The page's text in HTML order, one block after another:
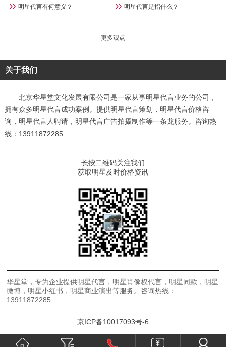
明星代言有何意义？ 明星代言是指什么？
更多观点
关于我们
北京华星堂文化发展有限公司是一家从事明星代言业务的公司，
拥有众多明星代言成功案例。提供明星代言策划，明星代言价格咨
询，明星代言人聘请，明星代言广告拍摄制作等一条龙服务。咨询热
线：13911872285
长按二维码关注我们
获取明星及时价格资讯
华星堂，专为企业提供明星代言，明星肖像权代言，明星同款，明星
微博，明星小红书，明星商业演出等服务。咨询热线：
13911872285
京ICP备10017093号-6